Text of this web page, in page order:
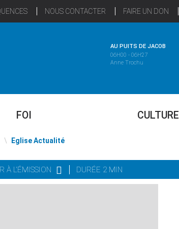
NOUS CONTACTER FAIRE UN DON
AU PUITS DE JACOB
06H00 - 06H27
Anne Trochu
FOI CULTURE
\ Eglise Actualité
À L'ÉMISSION DURÉE 2 MIN